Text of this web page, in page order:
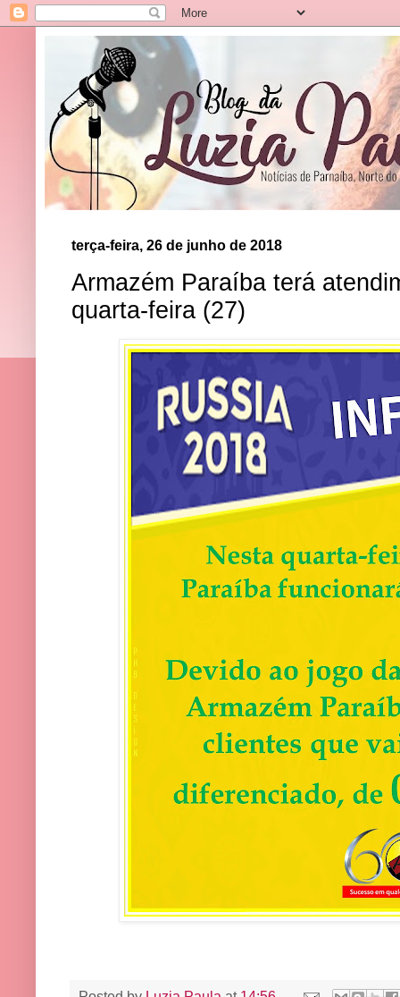
terça-feira, 26 de junho de 2018
Armazém Paraíba terá
quarta-feira (27)